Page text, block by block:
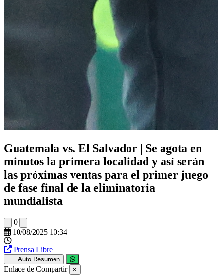
Guatemala vs. El Salvador | Se agota en
minutos la primera localidad y así serán
las próximas ventas para el primer juego
de fase final de la eliminatoria
mundialista
0
10/08/2025 10:34
Prensa Libre
Auto Resumen
Enlace de Compartir ×